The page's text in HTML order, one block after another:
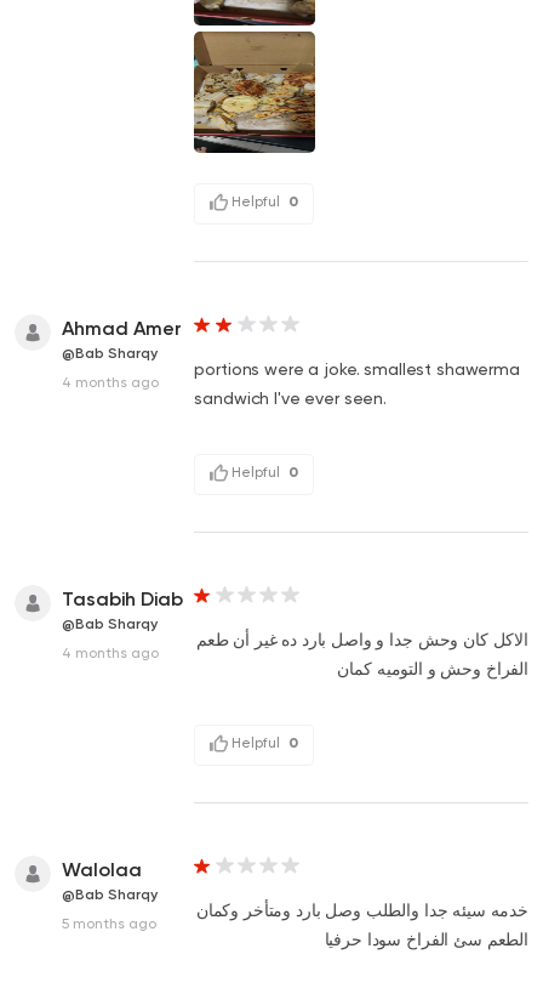
Helpful 0
Ahmad Amer
@Bab Sharqy
4 months ago
portions were a joke. smallest shawerma
sandwich I've ever seen.
Helpful 0
Tasabih Diab
@Bab Sharqy
4 months ago
الاكل كان وحش جدا و واصل بارد ده غير أن طعم
الفراخ وحش و التوميه كمان
Helpful 0
Walolaa
@Bab Sharqy
5 months ago
خدمه سيئه جدا والطلب وصل بارد ومتأخر وكمان
الطعم سئ الفراخ سودا حرفيا